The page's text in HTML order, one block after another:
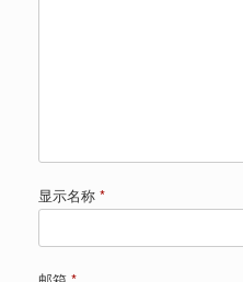
显示名称 *